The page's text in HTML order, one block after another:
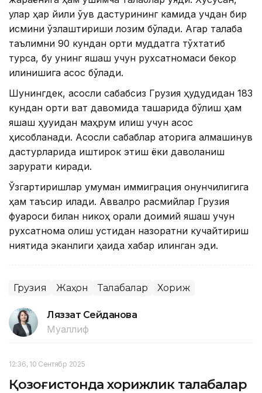
улар ҳар йили ўқув дастурининг камида учдан бир
қисмини ўзлаштириши лозим бўлади. Агар талаба
таълимни 90 кундан ортиқ муддатга тўхтатиб
турса, бу унинг яшаш учун рухсатномаси бекор
қилинишига асос бўлади.
Шунингдек, асосли сабабсиз Грузия ҳудудидан 183
кундан ортиқ вақт давомида ташқарида бўлиш ҳам
яшаш ҳуқуқидан маҳрум қилиш учун асос
ҳисобланади. Асосли сабаблар қаторига алмашинув
дастурларида иштирок этиш ёки даволаниш
зарурати киради.
Ўзгартиришлар умуман иммиграция қонунчилигига
ҳам таъсир қилади. Аввалроқ расмийлар Грузия
фуқароси билан никоҳ орқали доимий яшаш учун
рухсатнома олиш устидан назоратни кучайтириш
ниятида эканлиги ҳақида хабар қилинган эди.
Грузия Жаҳон Талабалар Хориж
Ляззат Сейданова
Муаллиф
12:36, 10 Сентябр 2025
Қозоғистонда хорижлик талабалар